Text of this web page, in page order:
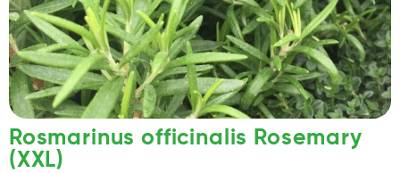
Rosmarinus officinalis Rosemary
(XXL)